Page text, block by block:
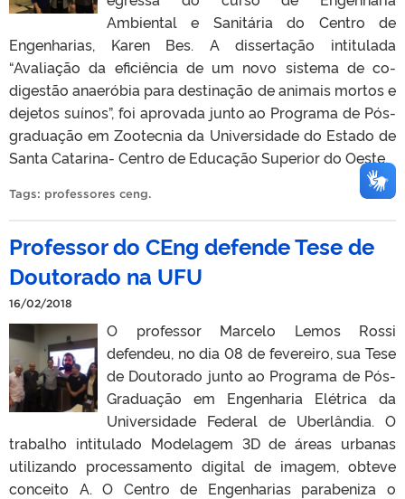
Ambiental e Sanitária do Centro de
Engenharias, Karen Bes. A dissertação intitulada
“Avaliação da eficiência de um novo sistema de co-
digestão anaeróbia para destinação de animais mortos e
dejetos suínos”, foi aprovada junto ao Programa de Pós-
graduação em Zootecnia da Universidade do Estado de
Santa Catarina- Centro de Educação Superior do Oeste.
Tags: professores ceng.
Professor do CEng defende Tese de
Doutorado na UFU
16/02/2018
O professor Marcelo Lemos Rossi
defendeu, no dia 08 de fevereiro, sua Tese
de Doutorado junto ao Programa de Pós-
Graduação em Engenharia Elétrica da
Universidade Federal de Uberlândia. O
trabalho intitulado Modelagem 3D de áreas urbanas
utilizando processamento digital de imagem, obteve
conceito A. O Centro de Engenharias parabeniza o